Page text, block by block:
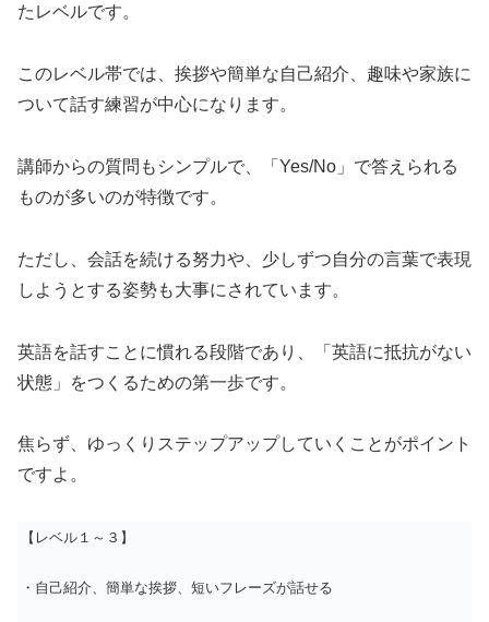
たレベルです。
このレベル帯では、挨拶や簡単な自己紹介、趣味や家族に
ついて話す練習が中心になります。
講師からの質問もシンプルで、「Yes/No」で答えられる
ものが多いのが特徴です。
ただし、会話を続ける努力や、少しずつ自分の言葉で表現
しようとする姿勢も大事にされています。
英語を話すことに慣れる段階であり、「英語に抵抗がない
状態」をつくるための第一歩です。
焦らず、ゆっくりステップアップしていくことがポイント
ですよ。
【レベル１～３】
・自己紹介、簡単な挨拶、短いフレーズが話せる